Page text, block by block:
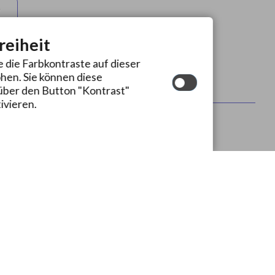
die Farbkontraste auf dieser
Sie können diese
den Button "Kontrast"